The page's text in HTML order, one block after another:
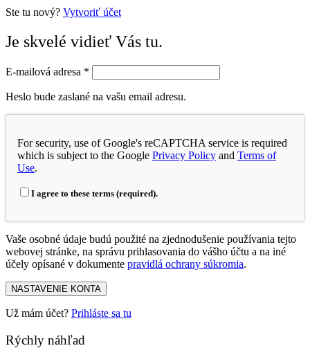
Ste tu nový? Vytvoriť účet
Je skvelé vidieť Vás tu.
E-mailová adresa *
Heslo bude zaslané na vašu email adresu.
For security, use of Google's reCAPTCHA service is required
which is subject to the Google Privacy Policy and Terms of
Use.
I agree to these terms (required).
Vaše osobné údaje budú použité na zjednodušenie používania tejto
webovej stránke, na správu prihlasovania do vášho účtu a na iné
účely opísané v dokumente pravidlá ochrany súkromia.
NASTAVENIE KONTA
Už mám účet? Prihláste sa tu
Rýchly náhľad